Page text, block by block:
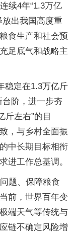
续4年“1.3万亿
放出我国高度重
食生产和社会预
足底气和战略主
稳定在1.3万亿斤
阶，进一步夯
斤左右”的目
，与乡村全面振
中长期目标相衔
进工作总基调。
题、保障粮食
前，世界百年变
端天气等传统与
链不确定风险增